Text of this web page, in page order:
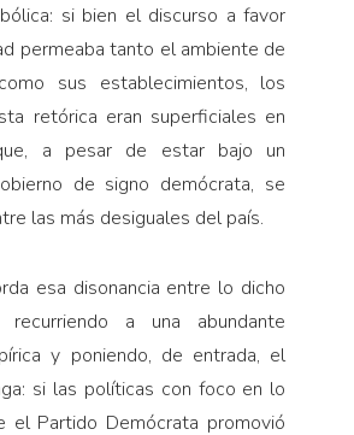
si bien el discurso a favor
permeaba tanto el ambiente de
sus establecimientos, los
retórica eran superficiales en
a pesar de estar bajo un
de signo demócrata, se
las más desiguales del país.
esa disonancia entre lo dicho
a una abundante
y poniendo, de entrada, el
si las políticas con foco en lo
el Partido Demócrata promovió